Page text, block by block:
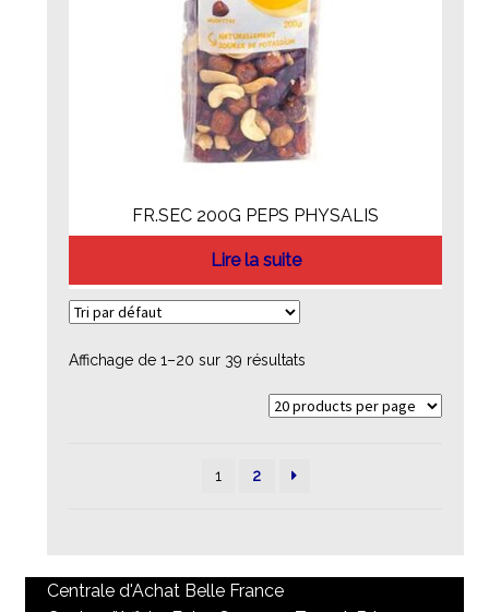
FR.SEC 200G PEPS PHYSALIS
Lire la suite
Affichage de 1–20 sur 39 résultats
1 2
Centrale d'Achat Belle France